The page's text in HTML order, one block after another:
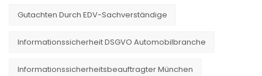
Gutachten Durch EDV-Sachverständige
Informationssicherheit DSGVO Automobilbranche
Informationssicherheitsbeauftragter München